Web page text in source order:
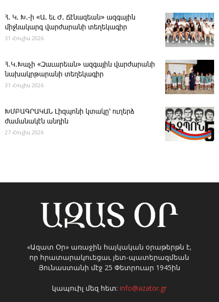
Հ. Կ. Խ.-ի «Ա. եւ Ժ. ­Ճէնազեան» ազգային
միջնակարգ վարժարանի տեղեկագիր
31 Հուլիս 2026
Հ․Կ․Խաչի «Զաւարեան» ազգային վարժարանի
նախակրթարանի տեղեկագիր
31 Հուլիս 2026
ԽՄԲԱԳՐԱԿԱՆ ­Լիզպոնի կտակը՝ ուղերձ
ժամանակէն անդին
27 Հուլիս 2026
«Ազատ Օր» առաջին հայկական օրաթերթն է,
որ հրատարակուեցաւ յետ-պատերազմեան
Յունաստանի մէջ 25 Փետրուար 1945ին
կապուիլ մեզ հետ:info@azator.gr